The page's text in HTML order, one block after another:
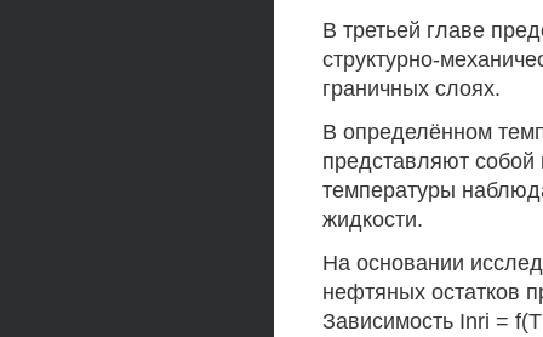
В третьей главе
структурно-
граничных слоях.
В определённом
представляют
температуры
жидкости.
На основании
нефтяных остатков
Зависимость Inri =